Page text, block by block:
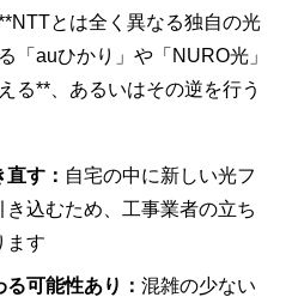
とは全く異なる独自の光
「auひかり」や「NURO光」
る**、あるいはその逆を行う
す： 自宅の中に新しい光フ
き込むため、工事業者の立ち
ます
可能性あり： 混雑の少ない